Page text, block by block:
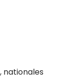
nationales